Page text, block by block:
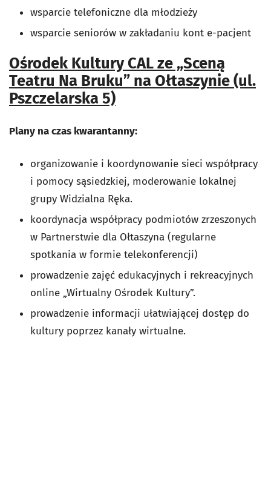
wsparcie telefoniczne dla młodzieży
wsparcie seniorów w zakładaniu kont e-pacjent
Ośrodek Kultury CAL ze „Sceną
Teatru Na Bruku” na Ołtaszynie (ul.
Pszczelarska 5)
Plany na czas kwarantanny:
organizowanie i koordynowanie sieci współpracy
i pomocy sąsiedzkiej, moderowanie lokalnej
grupy Widzialna Ręka.
koordynacja współpracy podmiotów zrzeszonych
w Partnerstwie dla Ołtaszyna (regularne
spotkania w formie telekonferencji)
prowadzenie zajęć edukacyjnych i rekreacyjnych
online „Wirtualny Ośrodek Kultury”.
prowadzenie informacji ułatwiającej dostęp do
kultury poprzez kanały wirtualne.